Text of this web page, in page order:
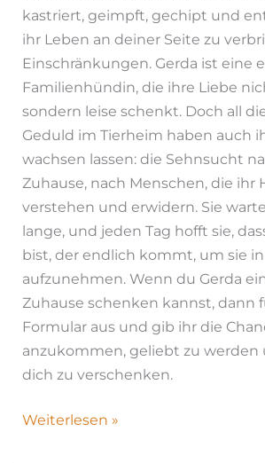
kastriert, geimpft, gechipt und
ihr Leben an deiner Seite zu
Einschränkungen. Gerda ist eine
Familienhündin, die ihre Liebe
sondern leise schenkt. Doch all
Geduld im Tierheim haben auch
wachsen lassen: die Sehnsucht
Zuhause, nach Menschen, die ihr
verstehen und erwidern. Sie
lange, und jeden Tag hofft sie,
bist, der endlich kommt, um sie
aufzunehmen. Wenn du Gerda
Zuhause schenken kannst, dann
Formular aus und gib ihr die
anzukommen, geliebt zu werden
dich zu verschenken.
Weiterlesen »